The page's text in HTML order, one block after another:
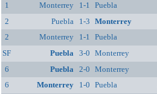
1
Monterrey 1-1 Puebla
2
Puebla 1-3 Monterrey
2
Monterrey 1-1 Puebla
SF
Puebla 3-0 Monterrey
6
Puebla 2-0 Monterrey
6
Monterrey 1-0 Puebla